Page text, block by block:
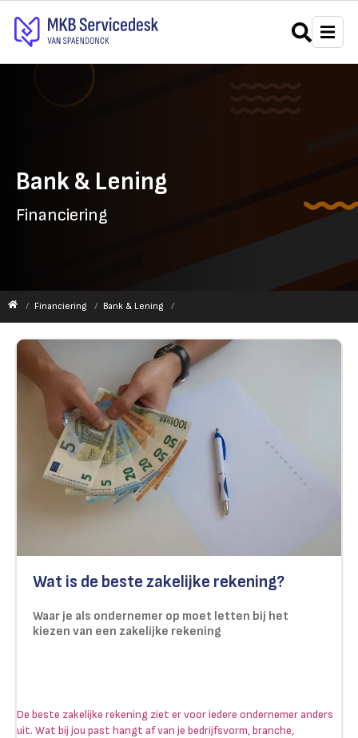
Bank & Lening
Financiering
Financiering Bank & Lening
Wat is de beste zakelijke rekening?
Waar je als ondernemer op moet letten bij het
kiezen van een zakelijke rekening
De beste zakelijke rekening ziet er voor iedere ondernemer anders
uit. Wat bij jou past hangt af van je bedrijfsvorm, branche,